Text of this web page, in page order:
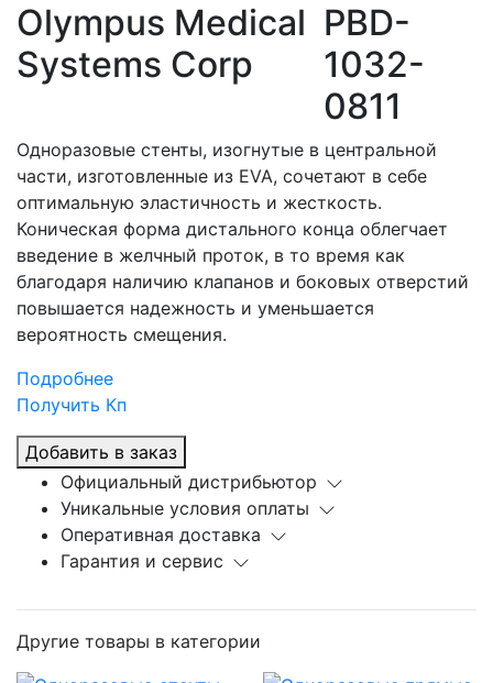
Olympus Medical
Systems Corp
PBD-
1032-
0811
Одноразовые стенты, изогнутые в центральной
части, изготовленные из EVA, сочетают в себе
оптимальную эластичность и жесткость.
Коническая форма дистального конца облегчает
введение в желчный проток, в то время как
благодаря наличию клапанов и боковых отверстий
повышается надежность и уменьшается
вероятность смещения.
Подробнее
Получить Кп
Добавить в заказ
Официальный дистрибьютор
Уникальные условия оплаты
Оперативная доставка
Гарантия и сервис
Другие товары в категории